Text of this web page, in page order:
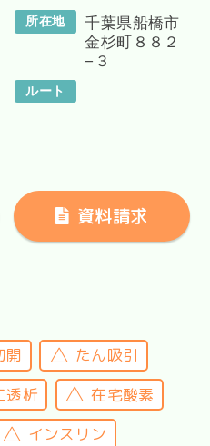
所在地
千葉県船橋市
金杉町８８２
−３
ルート
資料請求
開
たん吸引
透析
在宅酸素
インスリン